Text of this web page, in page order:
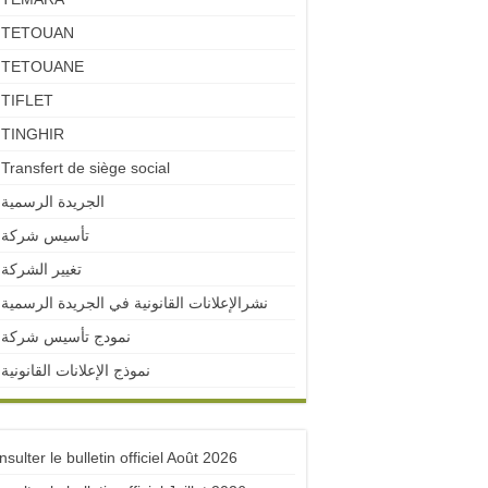
TETOUAN
TETOUANE
TIFLET
TINGHIR
Transfert de siège social
الجريدة الرسمية
تأسيس شركة
تغيير الشركة
نشرالإعلانات القانونية في الجريدة الرسمية
نمودج تأسيس شركة
نموذج الإعلانات القانونية
le bulletin officiel Août 2026